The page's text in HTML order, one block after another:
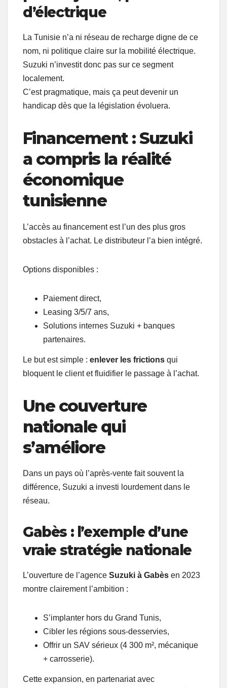
d’électrique
La Tunisie n’a ni réseau de recharge digne de ce
nom, ni politique claire sur la mobilité électrique.
Suzuki n’investit donc pas sur ce segment
localement.
C’est pragmatique, mais ça peut devenir un
handicap dès que la législation évoluera.
Financement : Suzuki
a compris la réalité
économique
tunisienne
L’accès au financement est l’un des plus gros
obstacles à l’achat. Le distributeur l’a bien intégré.
Options disponibles :
Paiement direct,
Leasing 3/5/7 ans,
Solutions internes Suzuki + banques
partenaires.
Le but est simple : enlever les frictions qui
bloquent le client et fluidifier le passage à l’achat.
Une couverture
nationale qui
s’améliore
Dans un pays où l’après-vente fait souvent la
différence, Suzuki a investi lourdement dans le
réseau.
Gabès : l’exemple d’une
vraie stratégie nationale
L’ouverture de l’agence Suzuki à Gabès en 2023
montre clairement l’ambition :
S’implanter hors du Grand Tunis,
Cibler les régions sous-desservies,
Offrir un SAV sérieux (4 300 m², mécanique
+ carrosserie).
Cette expansion, en partenariat avec